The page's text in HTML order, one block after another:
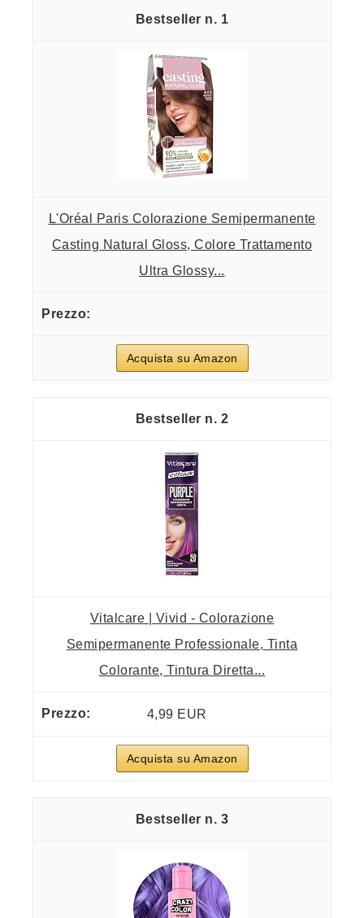
1
L'Oréal Paris Colorazione Semipermanente
Casting Natural Gloss, Colore Trattamento
Ultra Glossy...
Acquista su Amazon
2
Vitalcare | Vivid - Colorazione
Semipermanente Professionale, Tinta
Colorante, Tintura Diretta...
4,99 EUR
Acquista su Amazon
3